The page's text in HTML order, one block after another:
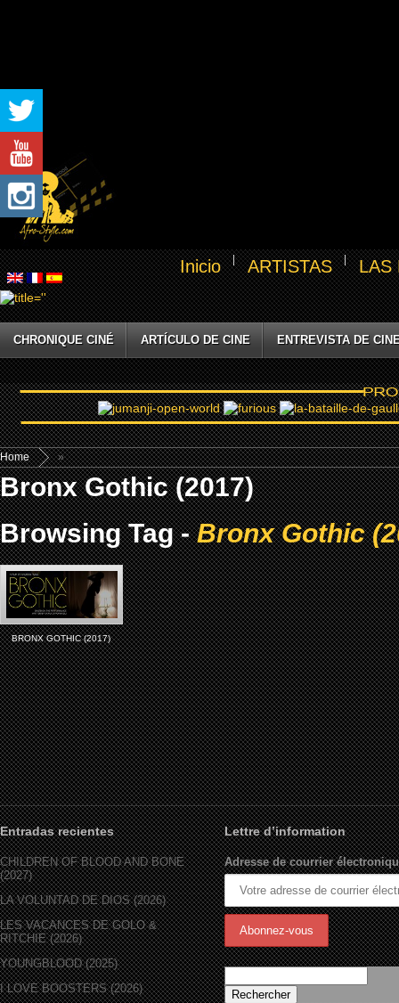
Inicio ARTISTAS LAS
CHRONIQUE CINÉ ARTÍCULO DE CINE ENTREVISTA DE
Home »
Bronx Gothic (2017)
Browsing Tag -Bronx Gothic
BRONX GOTHIC (2017)
Entradas recientes
CHILDREN OF BLOOD AND BONE
(2027)
LA VOLUNTAD DE DIOS (2026)
LES VACANCES DE GOLO &
RITCHIE (2026)
YOUNGBLOOD (2025)
I LOVE BOOSTERS (2026)
Lettre d’information
Adresse de courrier